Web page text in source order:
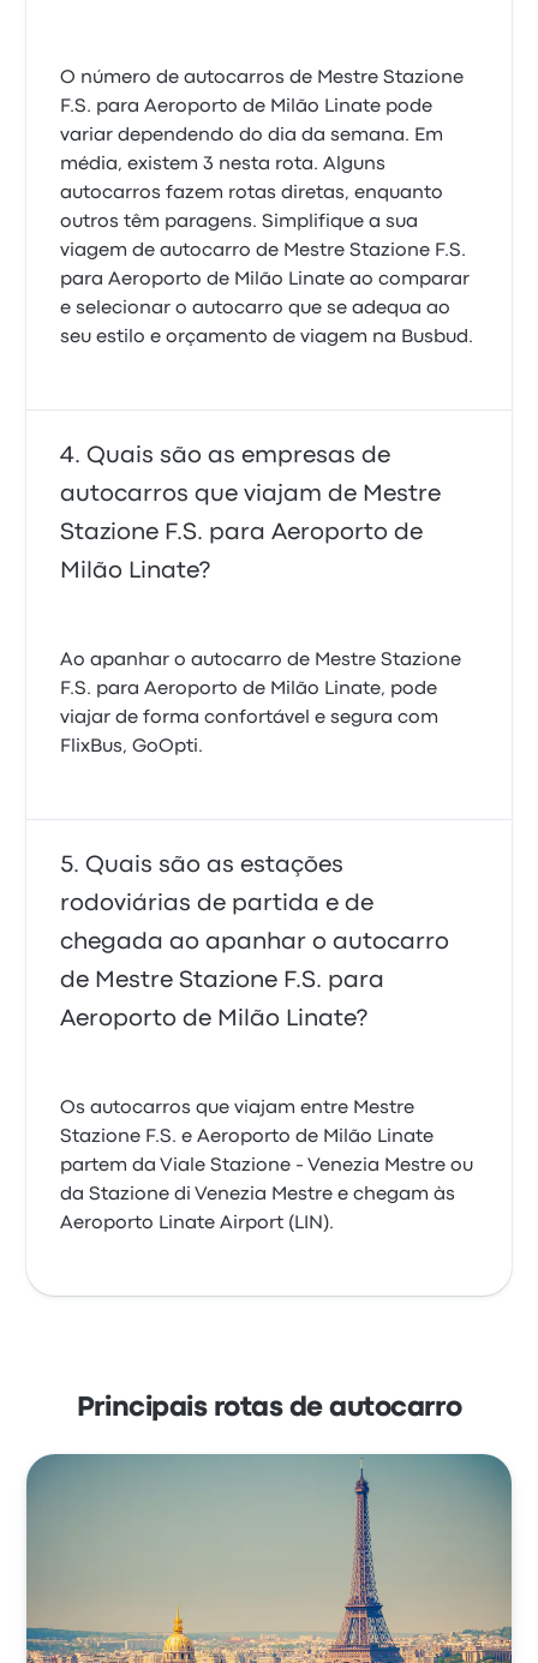
O número de autocarros de Mestre Stazione
F.S. para Aeroporto de Milão Linate pode
variar dependendo do dia da semana. Em
média, existem 3 nesta rota. Alguns
autocarros fazem rotas diretas, enquanto
outros têm paragens. Simplifique a sua
viagem de autocarro de Mestre Stazione F.S.
para Aeroporto de Milão Linate ao comparar
e selecionar o autocarro que se adequa ao
seu estilo e orçamento de viagem na Busbud.
Quais são as empresas de
autocarros que viajam de Mestre
Stazione F.S. para Aeroporto de
Milão Linate?
Ao apanhar o autocarro de Mestre Stazione
F.S. para Aeroporto de Milão Linate, pode
viajar de forma confortável e segura com
FlixBus, GoOpti.
Quais são as estações
rodoviárias de partida e de
chegada ao apanhar o autocarro
de Mestre Stazione F.S. para
Aeroporto de Milão Linate?
Os autocarros que viajam entre Mestre
Stazione F.S. e Aeroporto de Milão Linate
partem da Viale Stazione - Venezia Mestre ou
da Stazione di Venezia Mestre e chegam às
Aeroporto Linate Airport (LIN).
Principais rotas de autocarro